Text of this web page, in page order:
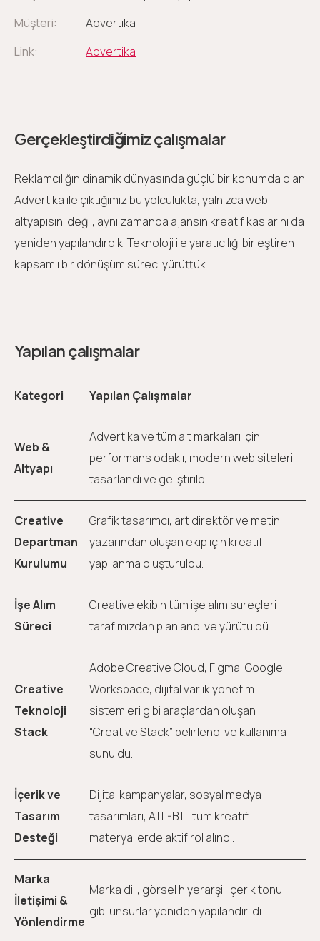
Müşteri:
Advertika
Link:
Advertika
Gerçekleştirdiğimiz çalışmalar
Reklamcılığın dinamik dünyasında güçlü bir konumda olan
Advertika ile çıktığımız bu yolculukta, yalnızca web
altyapısını değil, aynı zamanda ajansın kreatif kaslarını da
yeniden yapılandırdık. Teknoloji ile yaratıcılığı birleştiren
kapsamlı bir dönüşüm süreci yürüttük.
Yapılan çalışmalar
Kategori Yapılan Çalışmalar
Web &
Altyapı
Advertika ve tüm alt markaları için
performans odaklı, modern web siteleri
tasarlandı ve geliştirildi.
Creative
Departman
Kurulumu
Grafik tasarımcı, art direktör ve metin
yazarından oluşan ekip için kreatif
yapılanma oluşturuldu.
İşe Alım
Süreci
Creative ekibin tüm işe alım süreçleri
tarafımızdan planlandı ve yürütüldü.
Creative
Teknoloji
Stack
Adobe Creative Cloud, Figma, Google
Workspace, dijital varlık yönetim
sistemleri gibi araçlardan oluşan
“Creative Stack” belirlendi ve kullanıma
sunuldu.
İçerik ve
Tasarım
Desteği
Dijital kampanyalar, sosyal medya
tasarımları, ATL-BTL tüm kreatif
materyallerde aktif rol alındı.
Marka
İletişimi &
Yönlendirme
Marka dili, görsel hiyerarşi, içerik tonu
gibi unsurlar yeniden yapılandırıldı.